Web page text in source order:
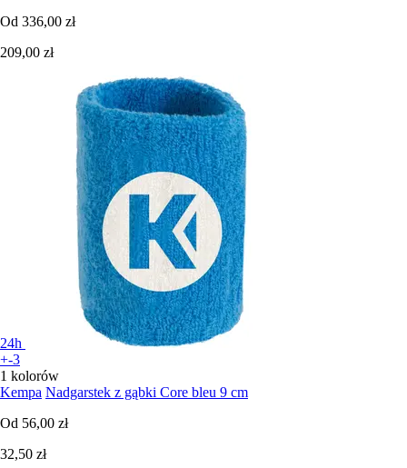
Od 336,00 zł
209,00 zł
24h
+-3
1 kolorów
Kempa Nadgarstek z gąbki Core bleu 9 cm
Od 56,00 zł
32,50 zł